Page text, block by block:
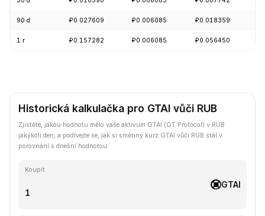
90 d ₽0.027609 ₽0.006085 ₽0.018359
1 r ₽0.157282 ₽0.006085 ₽0.056450
Historická kalkulačka pro GTAI vůči RUB
Zjistěte, jakou hodnotu mělo vaše aktivum GTAI (GT Protocol) v RUB
jakýkoli den, a podívejte se, jak si směnný kurz GTAI vůči RUB stál v
porovnání s dnešní hodnotou.
Koupit
GTAI